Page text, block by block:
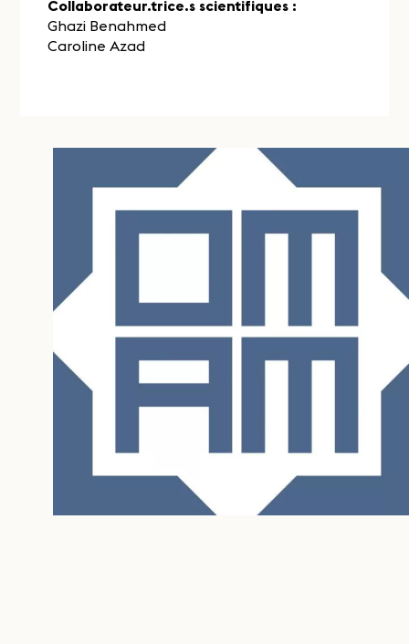
Collaborateur.trice.s scientifiques :
Ghazi Benahmed
Caroline Azad